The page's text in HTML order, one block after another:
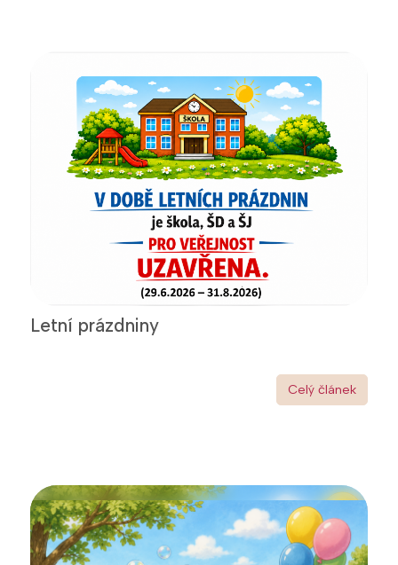
Letní prázdniny
Celý článek